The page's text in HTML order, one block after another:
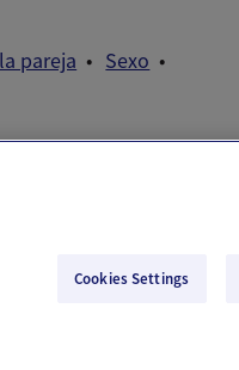
pareja
Sexo
Cookies Settings